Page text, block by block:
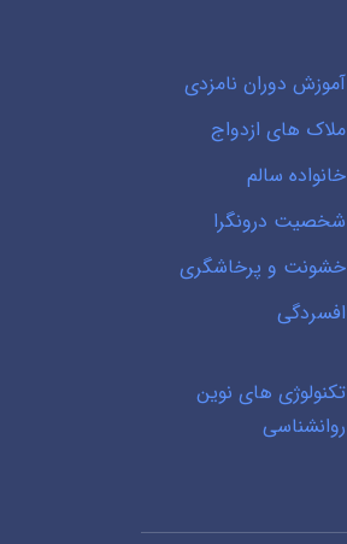
آموزش دوران نامزدی
ملاک های ازدواج
خانواده سالم
شخصیت درونگرا
خشونت و پرخاشگری
افسردگی
تکنولوژی های نوین
روانشناسی